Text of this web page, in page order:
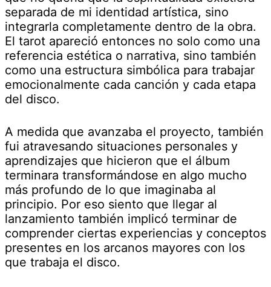
separada de mi identidad artística, sino
integrarla completamente dentro de la obra.
El tarot apareció entonces no solo como una
referencia estética o narrativa, sino también
como una estructura simbólica para trabajar
emocionalmente cada canción y cada etapa
del disco.
A medida que avanzaba el proyecto, también
fui atravesando situaciones personales y
aprendizajes que hicieron que el álbum
terminara transformándose en algo mucho
más profundo de lo que imaginaba al
principio. Por eso siento que llegar al
lanzamiento también implicó terminar de
comprender ciertas experiencias y conceptos
presentes en los arcanos mayores con los
que trabaja el disco.